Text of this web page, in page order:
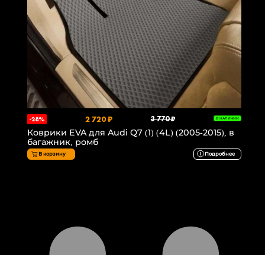
-28% 2 720 ₽ 3 770 ₽ В НАЛИЧИИ
Коврики EVA для Audi Q7 (1) (4L) (2005-2015), в
багажник, ромб
В корзину Подробнее